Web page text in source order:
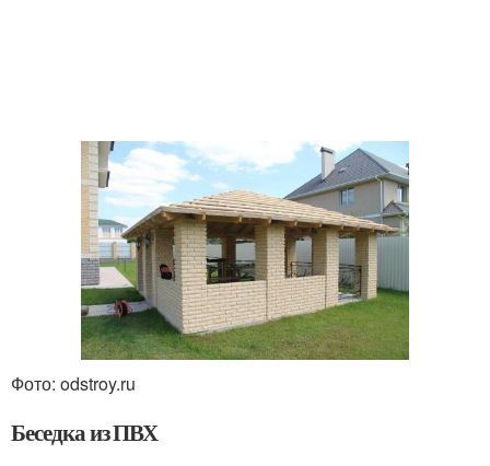
Фото: odstroy.ru
Беседка из ПВХ